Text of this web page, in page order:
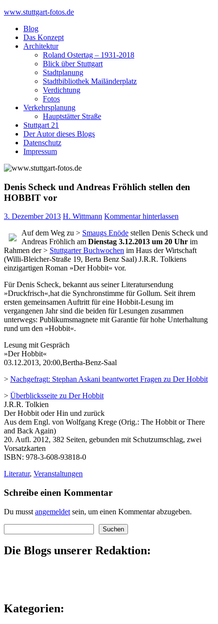
Skip
content
www.stuttgart-fotos.de
Blog
Das Konzept
Architektur
Roland Ostertag – 1931-2018
Blick über Stuttgart
Stadtplanung
Stadtbibliothek Mailänderplatz
Verdichtung
Fotos
Verkehrsplanung
Hauptstätter Straße
Stuttgart 21
Der Autor dieses Blogs
Datenschutz
Impressum
Denis Scheck und Andreas Fröhlich stellen den
HOBBIT vor
3. Dezember 2013 H. Wittmann Kommentar hinterlassen
Auf dem Weg zu > Smaugs Enöde stellen Denis Scheck und
Andreas Fröhlich am Dienstag 3.12.2013 um 20 Uhr im
Rahmen der > Stuttgarter Buchwochen im Haus der Wirtschaft
(Willi-Bleicher-Straße 19, Berta Benz Saal) J.R.R. Tolkiens
einzigartigen Roman »Der Hobbit« vor.
Für Denis Scheck, bekannt aus seiner Literatursendung
»Druckfrisch«,hat die Synchronstimme für Gollum. Seit ihrem
ersten gemeinsamen Auftritt für eine Hobbit-Lesung im
vergangenen Jahr sind die beiden für Lesungen zusammen
unterwegs: Publikumsmagnete mit Garantie für hohe Unterhaltung
rund um den »Hobbit«.
Lesung mit Gespräch
»Der Hobbit«
03.12.2013, 20:00,Bertha-Benz-Saal
> Nachgefragt: Stephan Askani beantwortet Fragen zu Der Hobbit
> Überblicksseite zu Der Hobbit
J.R.R. Tolkien
Der Hobbit oder Hin und zurück
Aus dem Engl. von Wolfgang Krege (Orig.: The Hobbit or There
and Back Again)
20. Aufl. 2012, 382 Seiten, gebunden mit Schutzumschlag, zwei
Vorsatzkarten
ISBN: 978-3-608-93818-0
Literatur, Veranstaltungen
Schreibe einen Kommentar
Du musst angemeldet sein, um einen Kommentar abzugeben.
Suchen
Die Blogs unserer Redaktion:
Kategorien: